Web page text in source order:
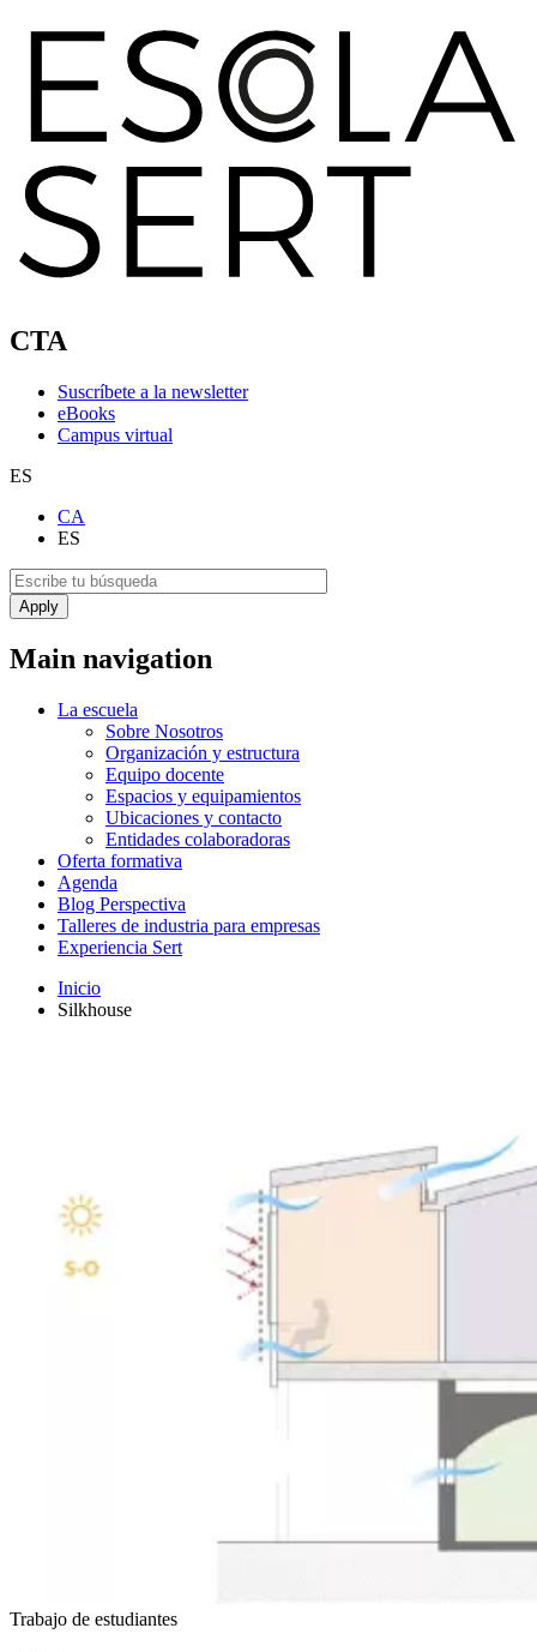
CTA
Suscríbete a la newsletter
eBooks
Campus virtual
ES
CA
ES
Main navigation
La escuela
Sobre Nosotros
Organización y estructura
Equipo docente
Espacios y equipamientos
Ubicaciones y contacto
Entidades colaboradoras
Oferta formativa
Agenda
Blog Perspectiva
Talleres de industria para empresas
Experiencia Sert
Inicio
Silkhouse
Trabajo de estudiantes